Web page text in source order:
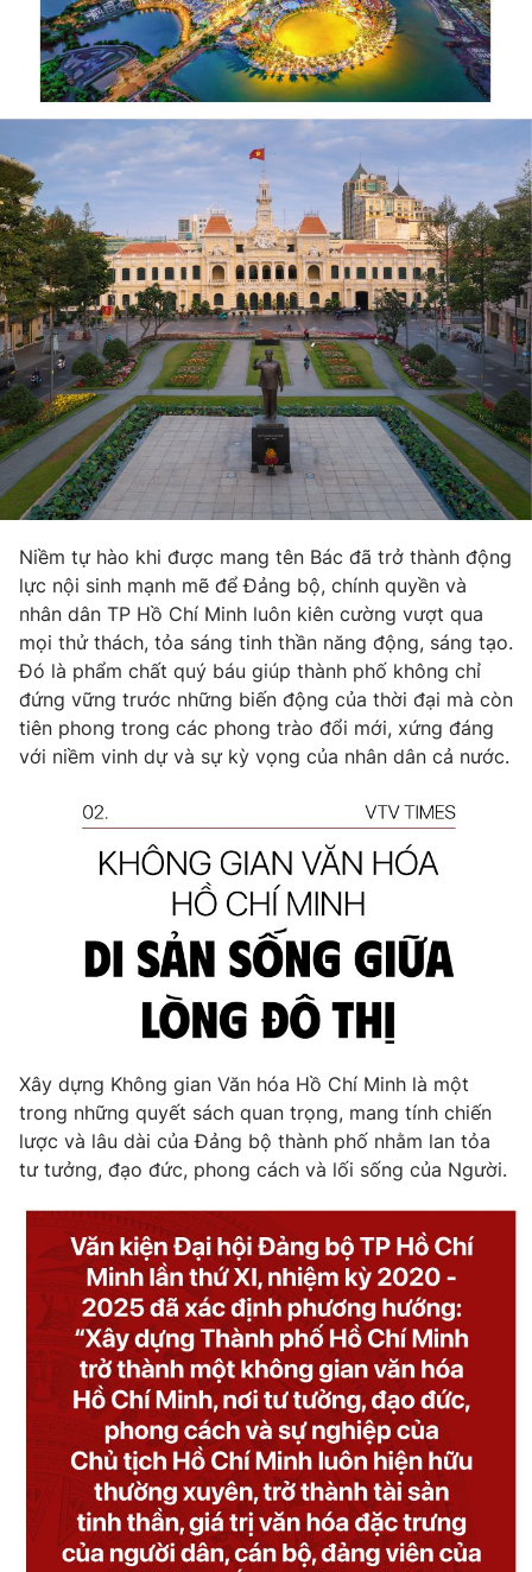
Niềm tự hào khi được mang tên Bác đã trở thành động
lực nội sinh mạnh mẽ để Đảng bộ, chính quyền và
nhân dân TP Hồ Chí Minh luôn kiên cường vượt qua
mọi thử thách, tỏa sáng tinh thần năng động, sáng tạo.
Đó là phẩm chất quý báu giúp thành phố không chỉ
đứng vững trước những biến động của thời đại mà còn
tiên phong trong các phong trào đổi mới, xứng đáng
với niềm vinh dự và sự kỳ vọng của nhân dân cả nước.
Xây dựng Không gian Văn hóa Hồ Chí Minh là một
trong những quyết sách quan trọng, mang tính chiến
lược và lâu dài của Đảng bộ thành phố nhằm lan tỏa
tư tưởng, đạo đức, phong cách và lối sống của Người.